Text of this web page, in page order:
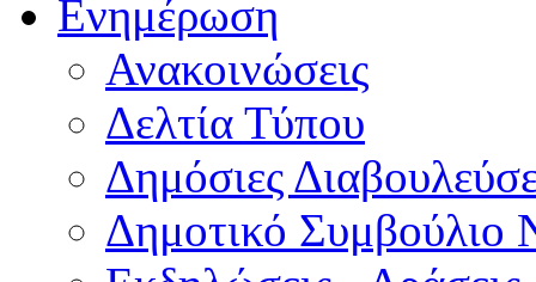
Ενημέρωση
Ανακοινώσεις
Δελτία Τύπου
Δημόσιες
Δημοτικό Συμβούλιο